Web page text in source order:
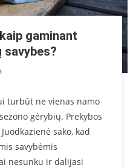
gaminant
turbūt ne vienas namo
gėrybių. Prekybos
sako, kad
savybėmis
nesunku ir dalijasi